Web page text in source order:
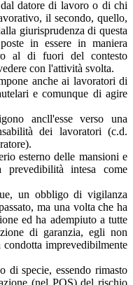
datore di lavoro o di chi
il secondo, quello,
giurisprudenza di questa
in essere in maniera
al di fuori del contesto
con l'attività svolta.
anche ai lavoratori di
e comunque di agire
ancll'esse verso una
dei lavoratori (c.d.
esterno delle mansioni e
intesa come
un obbligo di vigilanza
ma una volta che ha
ed ha adempiuto a tutte
di garanzia, egli non
imprevedibilmente
di specie, essendo rimasto
(nel POS) del rischio